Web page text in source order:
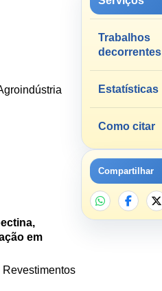
em
Trabalhos
decorrentes
Estatísticas
Como citar
Compartilhar